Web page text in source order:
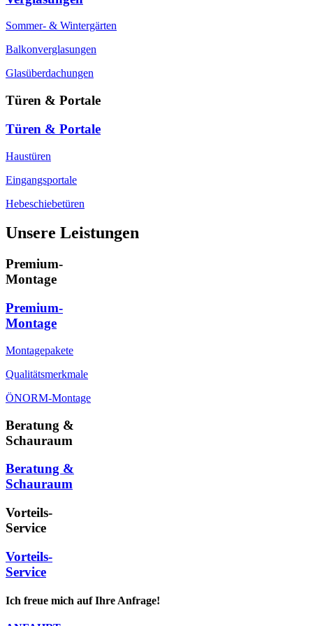
Sommer- & Wintergärten
Balkonverglasungen
Glasüberdachungen
Türen & Portale
Türen & Portale
Haustüren
Eingangsportale
Hebeschiebetüren
Unsere Leistungen
Premium-
Montage
Premium-
Montage
Montagepakete
Qualitätsmerkmale
ÖNORM-Montage
Beratung &
Schauraum
Beratung &
Schauraum
Vorteils-
Service
Vorteils-
Service
Ich freue mich auf Ihre Anfrage!